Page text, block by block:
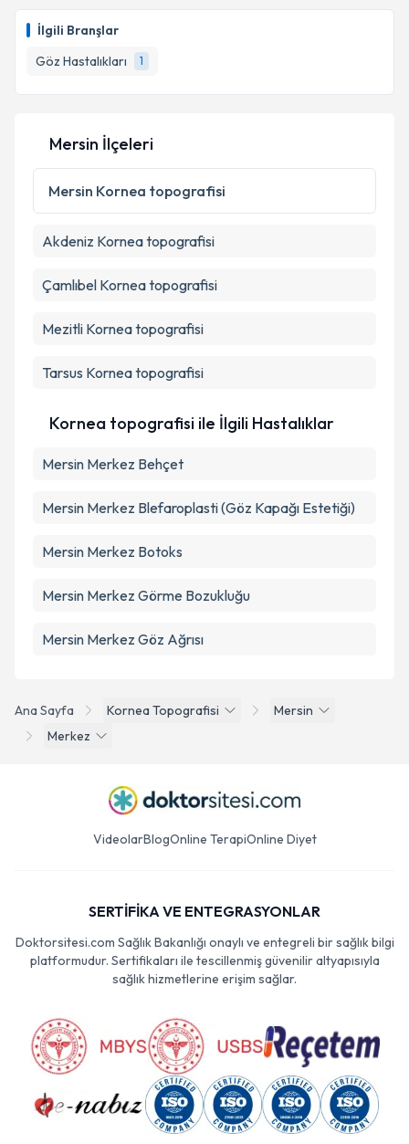
İlgili Branşlar
Göz Hastalıkları
1
Ana Sayfa Kornea Topografisi
Mersin
Merkez
Mersin İlçeleri
Mersin Kornea topografisi
Akdeniz Kornea topografisi
Çamlıbel Kornea topografisi
Mezitli Kornea topografisi
Tarsus Kornea topografisi
Kornea topografisi ile İlgili Hastalıklar
Mersin Merkez Behçet
Mersin Merkez Blefaroplasti (Göz Kapağı Estetiği)
Mersin Merkez Botoks
Mersin Merkez Görme Bozukluğu
Mersin Merkez Göz Ağrısı
VideolarBlogOnline TerapiOnline Diyet
SERTİFİKA VE ENTEGRASYONLAR
Doktorsitesi.com Sağlık Bakanlığı onaylı ve entegreli bir sağlık bilgi
platformudur. Sertifikaları ile tescillenmiş güvenilir altyapısıyla
sağlık hizmetlerine erişim sağlar.